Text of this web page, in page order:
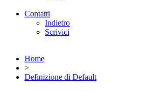
Contatti
Indietro
Scrivici
Home
>
Definizione di Default